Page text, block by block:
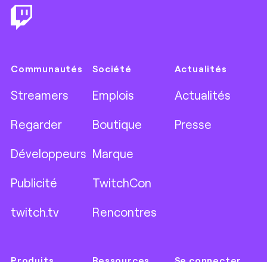
Communautés
Streamers
Regarder
Développeurs
Publicité
twitch.tv
Société
Emplois
Boutique
Marque
TwitchCon
Rencontres
Actualités
Actualités
Presse